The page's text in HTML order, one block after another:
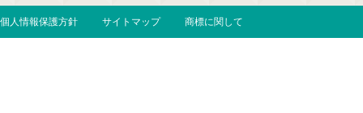
個人情報保護方針 サイトマップ 商標に関して